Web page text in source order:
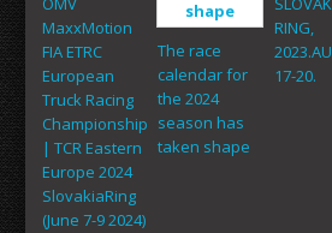
MaxxMotion
FIA ETRC
European
Truck Racing
Championship
| TCR Eastern
Europe 2024
SlovakiaRing
(June 7-9 2024)
The race
calendar for
the 2024
season has
taken shape
RING,
17-20.